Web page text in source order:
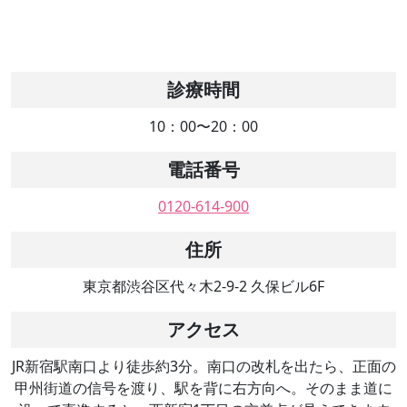
診療時間
10：00〜20：00
電話番号
0120-614-900
住所
東京都渋谷区代々木2-9-2 久保ビル6F
アクセス
JR新宿駅南口より徒歩約3分。南口の改札を出たら、正面の
甲州街道の信号を渡り、駅を背に右方向へ。そのまま道に